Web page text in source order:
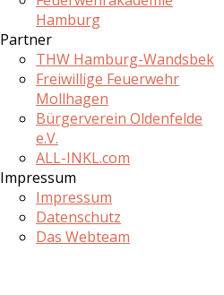
Hamburg
Partner
THW Hamburg-Wandsbek
Freiwillige Feuerwehr
Mollhagen
Bürgerverein Oldenfelde
e.V.
ALL-INKL.com
Impressum
Impressum
Datenschutz
Das Webteam